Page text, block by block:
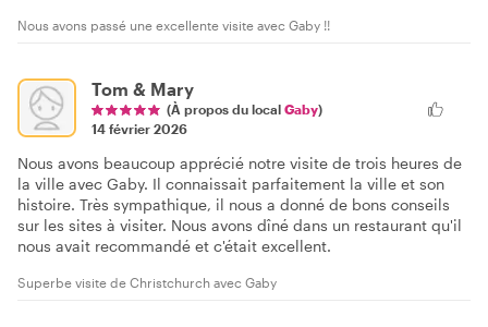
Nous avons passé une excellente visite avec Gaby !!
Tom & Mary
(À propos du local Gaby)
14 février 2026
Nous avons beaucoup apprécié notre visite de trois heures de
la ville avec Gaby. Il connaissait parfaitement la ville et son
histoire. Très sympathique, il nous a donné de bons conseils
sur les sites à visiter. Nous avons dîné dans un restaurant qu'il
nous avait recommandé et c'était excellent.
Superbe visite de Christchurch avec Gaby